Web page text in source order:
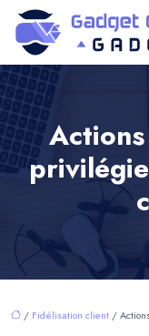
/ Fidélisation client /